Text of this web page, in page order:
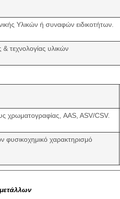
Υλικών ή συναφών ειδικοτήτων.
& τεχνολογίας υλικών
χρωματογραφίας, AAS, ASV/CSV.
φυσικοχημικό χαρακτηρισμό